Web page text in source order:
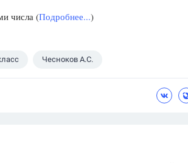
числа (Подробнее...)
Чесноков А.С.